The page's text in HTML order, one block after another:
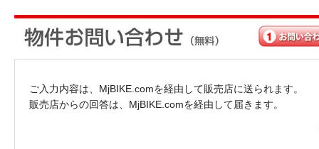
ご入力内容は、MjBIKE.comを経由して販売店に送られます。
販売店からの回答は、MjBIKE.comを経由して届きます。